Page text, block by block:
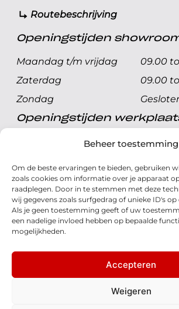
Beheer toestemming
Om de beste ervaringen te bieden, gebruiken
zoals cookies om informatie over je apparaat
raadplegen. Door in te stemmen met deze
wij gegevens zoals surfgedrag of unieke ID's op
Als je geen toestemming geeft of uw
een nadelige invloed hebben op bepaalde
mogelijkheden.
Accepteren
Weigeren
Routebeschrijving
Openingstijden
Maandag t/m vrijdag
09.00
Zaterdag
09.00
Zondag
Openingstijden
Maandag t/m vrijdag
08.00
Zondag
Volg ons
© 2026 - Honda Welman